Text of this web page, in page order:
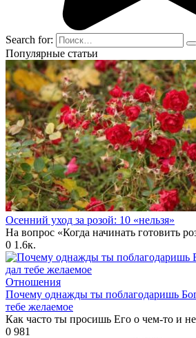
Search for:
Популярные статьи
Осенний уход за розой: 10 «нельзя»
На вопрос «Когда начинать готовить
0 1.6к.
Отношения
Почему однажды ты поблагодаришь
тебе желаемое
Как часто ты просишь Его о чем-то и
0 981